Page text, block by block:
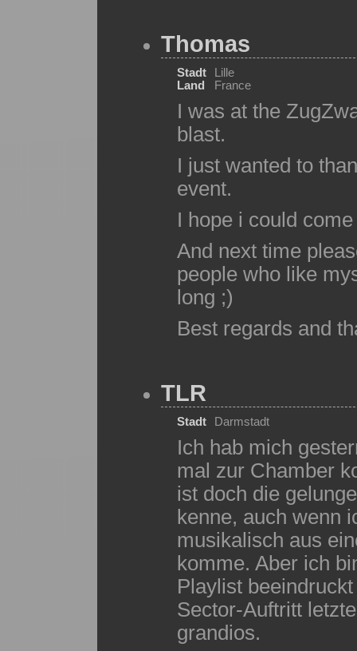
Thomas
Stadt
Lille
Land
France
I was at the
blast.
I just wanted to
event.
I hope i could
And next time
people who like
long ;)
Best regards and
TLR
Stadt Darmstadt
Ich hab mich
mal zur Chamber
ist doch die
kenne, auch wenn
musikalisch aus
komme. Aber ich
Playlist
Sector-Auftritt
grandios.